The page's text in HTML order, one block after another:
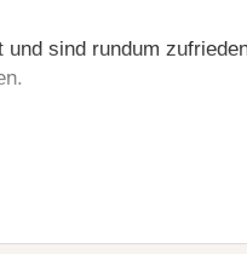
und sind rundum